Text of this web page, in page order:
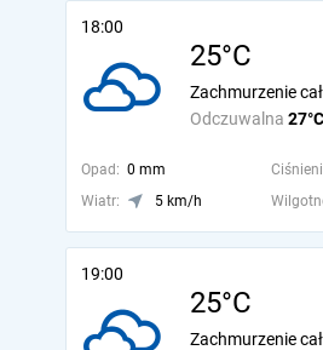
18:00
25°C
Odczuwalna 27°C
Zachmurzenie
Opad: 0 mm
Wiatr:
5 km/h
19:00
25°C
Zachmurzenie